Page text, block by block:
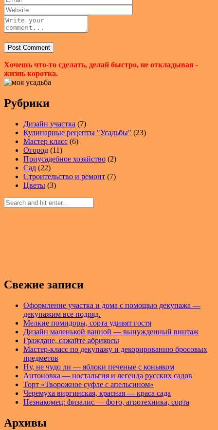
Хочешь что-то сделать, делай быстро, не откладывая -
жизнь коротка.
Рубрики
Дизайн участка (7)
Кулинарные рецепты "Усадьбы" (23)
Мастер класс (6)
Огород (11)
Приусадебное хозяйство (2)
Сад (22)
Строительство и ремонт (7)
Цветы (3)
Свежие записи
Оформление участка и дома с помощью декупажа —
декупажим все подряд.
Мелкие помидоры, сорта удивят гостя
Дизайн маленькой ванной — вынужденный винтаж
Граждане, сажайте абрикосы
Мастер-класс по декупажу и декорированию бросовых
предметов
Ну, не чудо ли — яблоки печеные с коньяком
Антоновка — ностальгия и легенда русских садов
Торт «Творожное суфле с апельсином»
Черемуха виргинская, красная — краса сада
Незнакомец: физалис — фото, агротехника, сорта
Архивы